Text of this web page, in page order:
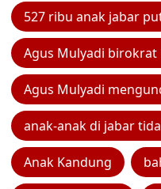
527 ribu anak jabar
Agus Mulyadi
Agus Mulyadi
anak-anak di jabar
Anak Kandung